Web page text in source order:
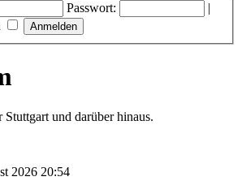
Passwort:
|
und darüber hinaus.
2026 20:54